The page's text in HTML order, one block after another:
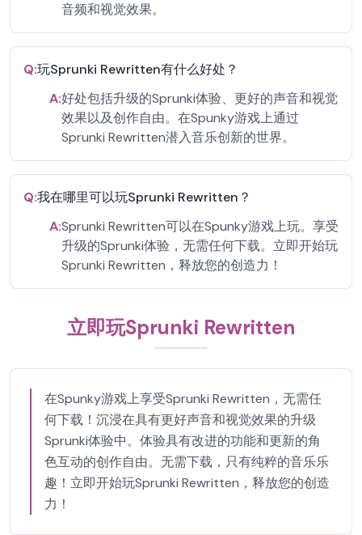
音频和视觉效果。
Q:玩Sprunki Rewritten有什么好处？
A:好处包括升级的Sprunki体验、更好的声音和视觉
效果以及创作自由。在Spunky游戏上通过
Sprunki Rewritten潜入音乐创新的世界。
Q:我在哪里可以玩Sprunki Rewritten？
A:Sprunki Rewritten可以在Spunky游戏上玩。享受
升级的Sprunki体验，无需任何下载。立即开始玩
Sprunki Rewritten，释放您的创造力！
立即玩Sprunki Rewritten
在Spunky游戏上享受Sprunki Rewritten，无需任
何下载！沉浸在具有更好声音和视觉效果的升级
Sprunki体验中。体验具有改进的功能和更新的角
色互动的创作自由。无需下载，只有纯粹的音乐乐
趣！立即开始玩Sprunki Rewritten，释放您的创造
力！